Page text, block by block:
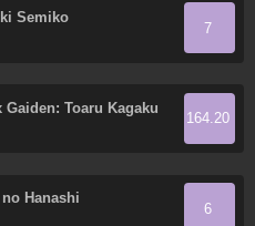
Semiko
7
Toaru Kagaku
164.20
Hanashi
6